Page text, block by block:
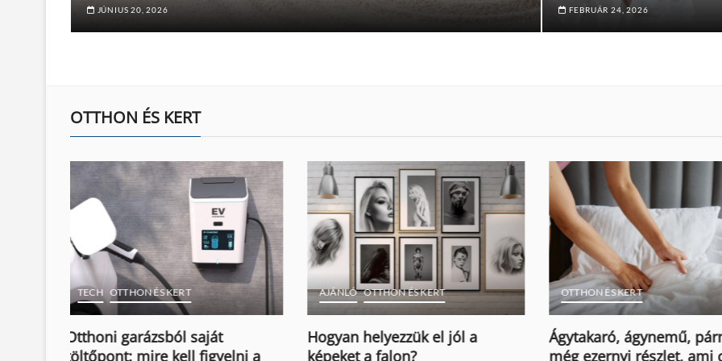
JÚNIUS 20, 2026 FEBRUÁR 24, 2026
OTTHON ÉS KERT
AJÁNLÓ OTTHON ÉS KERT
Hogyan helyezzük el jól a
képeket a falon?
OTTHON ÉS KERT
Ágytakaró, ágynemű, párna és
még ezernyi részlet, ami csodát
OTTHON ÉS KERT AJÁNLÓ
Mi a legjobb elrendezés
fürdőszobában?